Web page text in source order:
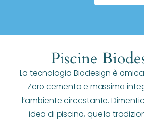
Piscine
La tecnologia Biodesign è
Zero cemento e massima
l’ambiente circostante.
idea di piscina, quella